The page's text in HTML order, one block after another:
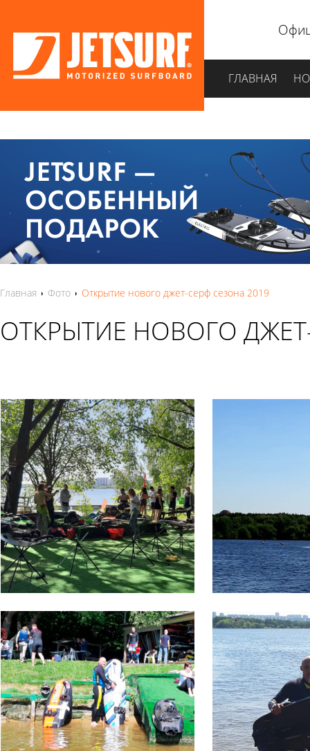
ГЛАВНАЯ
Главная Фото Открытие нового джет-серф сезона 2019
ОТКРЫТИЕ НОВОГО